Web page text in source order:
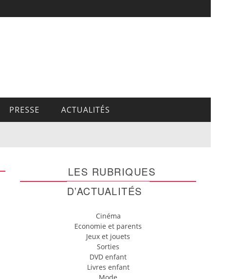
PRESSE ACTUALITÉS
LES RUBRIQUES
D’ACTUALITÉS
Cinéma
Economie et parents
Jeux et jouets
Sorties
DVD enfant
Livres enfant